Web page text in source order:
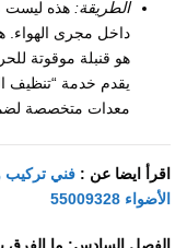
الطريقة: هذه ليست
داخل مجرى الهواء.
يقدم خدمة “تنظيف
معدات متخصصة
اقرأ ايضا عن : فني تركيب
الأضواء 55009328